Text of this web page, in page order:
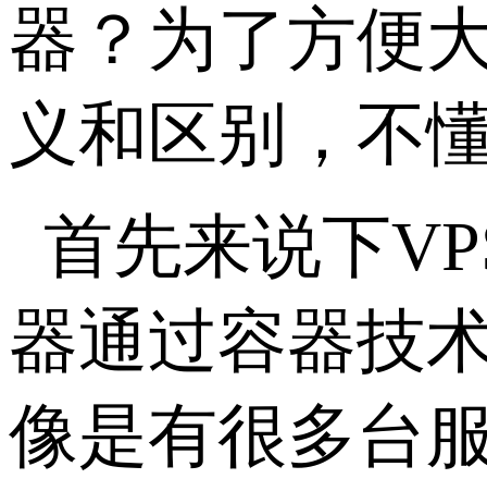
器？为了方便
义和区别，不
首先来说下
器通过容器技
像是有很多台